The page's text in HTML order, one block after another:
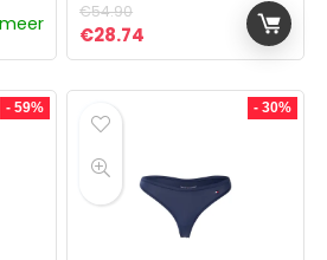
was: €22.90.
€12.72.
meer
€54.90
Oorspronkelijke prijs
€28.74 Huidige prijs is:
- 59% - 30%